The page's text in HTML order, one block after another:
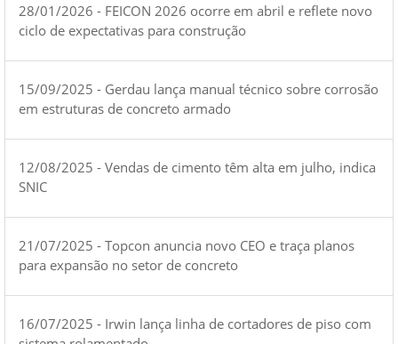
28/01/2026 - FEICON 2026 ocorre em abril e reflete novo
ciclo de expectativas para construção
15/09/2025 - Gerdau lança manual técnico sobre corrosão
em estruturas de concreto armado
12/08/2025 - Vendas de cimento têm alta em julho, indica
SNIC
21/07/2025 - Topcon anuncia novo CEO e traça planos
para expansão no setor de concreto
16/07/2025 - Irwin lança linha de cortadores de piso com